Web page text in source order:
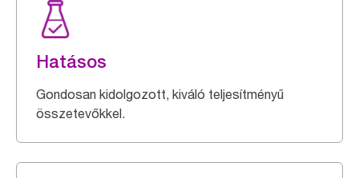
Hatásos
Gondosan kidolgozott, kiváló teljesítményű
összetevőkkel.